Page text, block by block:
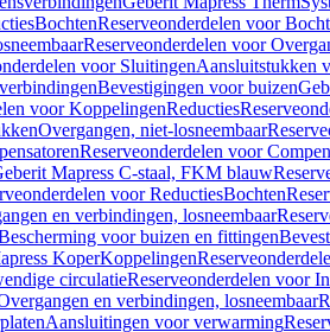
BochtenReserveonderdelen voor
Reserveonderdelen voor
voor SluitingenAansluitstukken
Bevestigingen voor buizen
voor KoppelingenReducties
Overgangen, niet-losneembaar
Reserveonderdelen voor
Mapress C-staal, FKM blauw
voor ReductiesBochten
en verbindingen, losneembaar
voor buizen en fittingen
KoperKoppelingen
circulatieReserveonderdelen voor
en verbindingen, losneembaar
Aansluitingen voor verwarming